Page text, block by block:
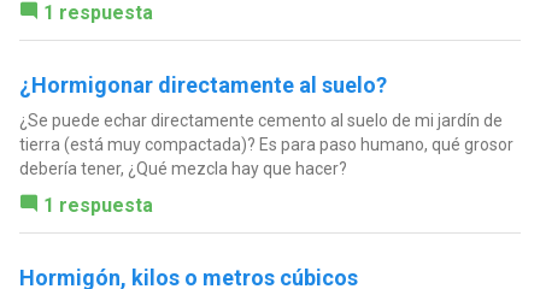
1 respuesta
¿Hormigonar directamente al suelo?
¿Se puede echar directamente cemento al suelo de mi jardín de
tierra (está muy compactada)? Es para paso humano, qué grosor
debería tener, ¿Qué mezcla hay que hacer?
1 respuesta
Hormigón, kilos o metros cúbicos